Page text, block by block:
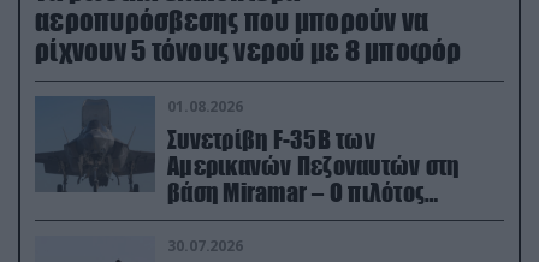
αεροπυρόσβεσης που μπορούν να
ρίχνουν 5 τόνους νερού με 8 μποφόρ
01.08.2026
Συνετρίβη F-35B των
Αμερικανών Πεζοναυτών στη
βάση Miramar – Ο πιλότος
εκτινάχθηκε εγκαίρως
30.07.2026